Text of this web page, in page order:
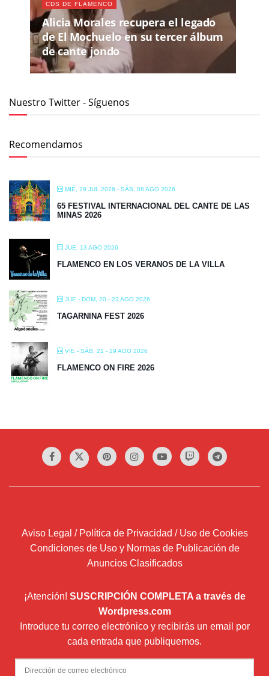
CDS DE FLAMENCO
Alicia Morales recupera el legado
de El Mochuelo en su tercer álbum
de cante jondo
Nuestro Twitter - Síguenos
Recomendamos
MIÉ, 29 JUL 2026 - SÁB, 08 AGO 2026
65 FESTIVAL INTERNACIONAL DEL CANTE DE LAS
MINAS 2026
JUE, 13 AGO 2026
FLAMENCO EN LOS VERANOS DE LA VILLA
JUE - DOM, 20 - 23 AGO 2026
TAGARNINA FEST 2026
VIE - SÁB, 21 - 29 AGO 2026
FLAMENCO ON FIRE 2026
Aviso Legal / Política de Privacidad / Uso de Cookies
Condiciones de Uso y Normas de Publicación de
Anuncios Clasificados
¡Atención! SUSCRIPCIÓN COMPLETA a través de
Wordpress.com
Introduce tu correo electrónico y recibirás un email por
cada entrada que publiquemos.
Dirección